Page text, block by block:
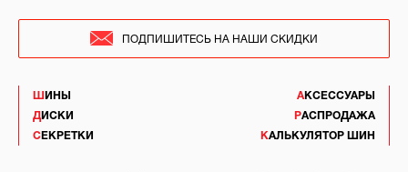
ШИНЫ
ДИСКИ
СЕКРЕТКИ
АКСЕССУАРЫ
РАСПРОДАЖА
КАЛЬКУЛЯТОР ШИН
ПОДПИШИТЕСЬ НА НАШИ СКИДКИ